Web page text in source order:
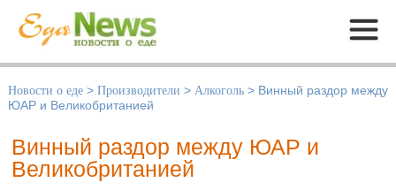
Меню
Новости о еде > Производители > Алкоголь > Винный раздор между
ЮАР и Великобританией
Винный раздор между ЮАР и
Великобританией